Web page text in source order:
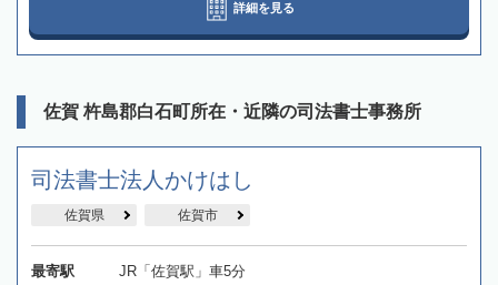
詳細を見る
佐賀 杵島郡白石町所在・近隣の司法書士事務所
司法書士法人かけはし
佐賀県 佐賀市
最寄駅 JR「佐賀駅」車5分